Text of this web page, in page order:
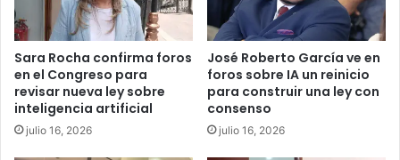
Sara Rocha confirma foros
en el Congreso para
revisar nueva ley sobre
inteligencia artificial
julio 16, 2026
José Roberto García ve en
foros sobre IA un reinicio
para construir una ley con
consenso
julio 16, 2026